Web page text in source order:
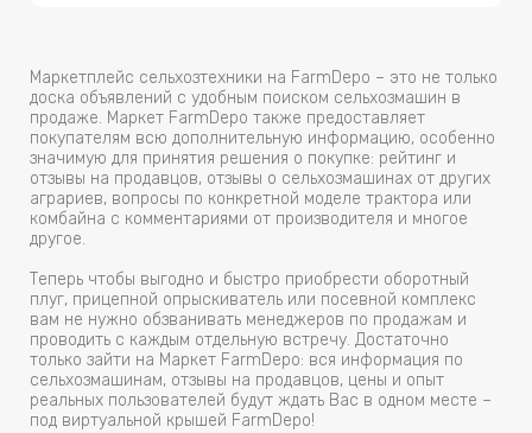
Маркетплейс сельхозтехники на FarmDepo – это не только
доска объявлений с удобным поиском сельхозмашин в
продаже. Маркет FarmDepo также предоставляет
покупателям всю дополнительную информацию, особенно
значимую для принятия решения о покупке: рейтинг и
отзывы на продавцов, отзывы о сельхозмашинах от других
аграриев, вопросы по конкретной моделе трактора или
комбайна с комментариями от производителя и многое
другое.
Теперь чтобы выгодно и быстро приобрести оборотный
плуг, прицепной опрыскиватель или посевной комплекс
вам не нужно обзванивать менеджеров по продажам и
проводить с каждым отдельную встречу. Достаточно
только зайти на Маркет FarmDepo: вся информация по
сельхозмашинам, отзывы на продавцов, цены и опыт
реальных пользователей будут ждать Вас в одном месте –
под виртуальной крышей FarmDepo!